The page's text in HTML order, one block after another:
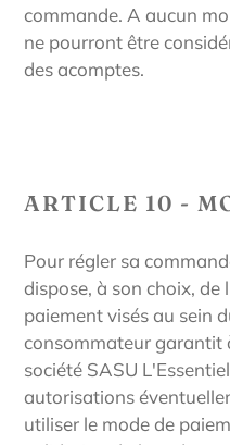
commande. A aucun
ne pourront être
des acomptes.
ARTICLE 10 -
Pour régler sa
dispose, à son choix, de
paiement visés au sein
consommateur garantit
société SASU L'Essentiel
autorisations
utiliser le mode de